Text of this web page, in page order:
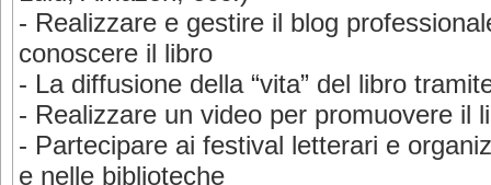
- Realizzare e gestire il blog
conoscere il libro
- La diffusione della “vita” del libro
- Realizzare un video per promuovere il
- Partecipare ai festival letterari e
e nelle biblioteche